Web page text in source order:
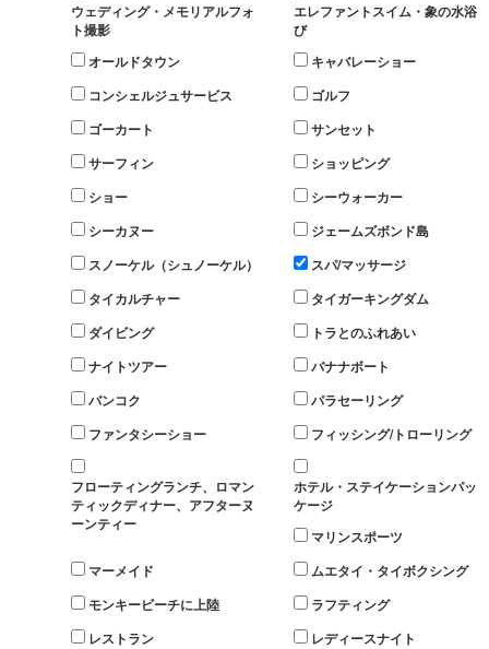
ウェディング・メモリアルフォ
ト撮影
エレファントスイム・象の水浴
び
オールドタウン
キャバレーショー
コンシェルジュサービス
ゴルフ
ゴーカート
サンセット
サーフィン
ショッピング
ショー
シーウォーカー
シーカヌー
ジェームズボンド島
スノーケル（シュノーケル）
スパ/マッサージ
タイカルチャー
タイガーキングダム
ダイビング
トラとのふれあい
ナイトツアー
バナナボート
バンコク
パラセーリング
ファンタシーショー
フィッシング/トローリング
フローティングランチ、ロマン
ティックディナー、アフターヌ
ーンティー
ホテル・ステイケーションパッ
ケージ
マリンスポーツ
マーメイド
ムエタイ・タイボクシング
モンキービーチに上陸
ラフティング
レストラン
レディースナイト